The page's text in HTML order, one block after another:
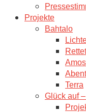
Projekte
Bahtalo
Terra
Glück auf